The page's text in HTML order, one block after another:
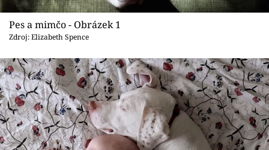
Přihlášení
Sledujte nás
Pes a mimčo - Obrázek 1
Zdroj: Elizabeth Spence